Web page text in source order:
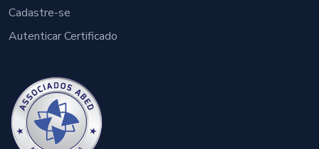
Cadastre-se
Autenticar Certificado